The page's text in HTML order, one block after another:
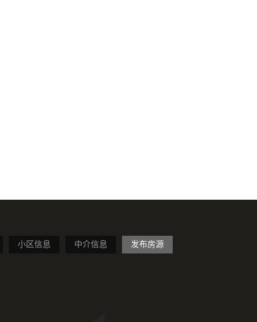
小区信息 中介信息 发布房源